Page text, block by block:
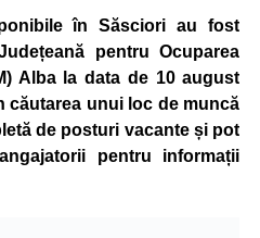
în Săsciori au fost
pentru Ocuparea
Alba la data de 10 august
căutarea unui loc de muncă
de posturi vacante și pot
pentru informații